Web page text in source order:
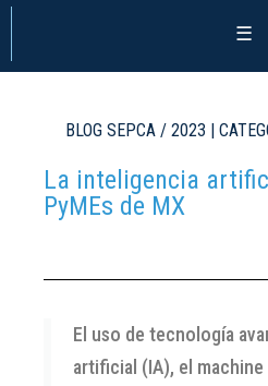
☰
BLOG SEPCA / 2023 |
La inteligencia
PyMEs de MX
El uso de tecnología
artificial (IA), el